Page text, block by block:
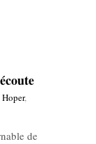
,
de